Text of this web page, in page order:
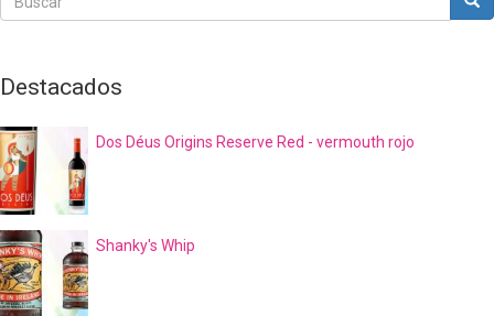
Buscar
Destacados
Dos Déus Origins Reserve Red - vermouth rojo
Shanky's Whip